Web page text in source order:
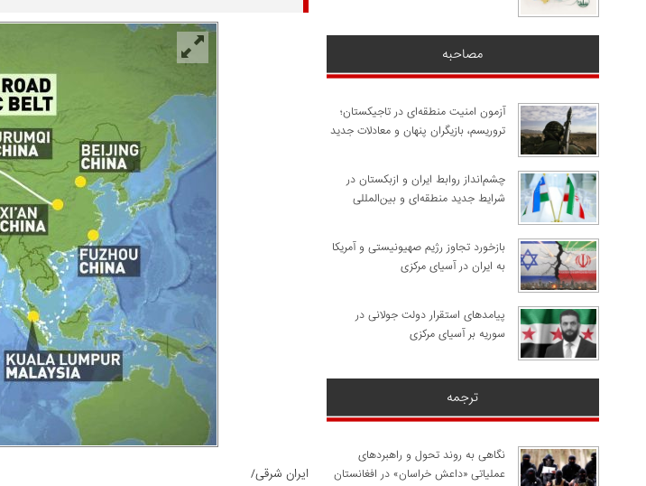
ایران شرقی/
مصاحبه
آزمون امنیت منطقه‌ای در تاجیکستان؛
تروریسم، بازیگران پنهان و معادلات جدید
چشم‌انداز روابط ایران و ازبکستان در
شرایط جدید منطقه‌ای و بین‌المللی
​بازخورد تجاوز رژیم صهیونیستی و آمریکا
به ایران در آسیای مرکزی
پیامدهای استقرار دولت جولانی در
سوریه بر آسیای مرکزی
ترجمه
نگاهی به روند تحول و راهبردهای
عملیاتی «داعش خراسان» در افغانستان